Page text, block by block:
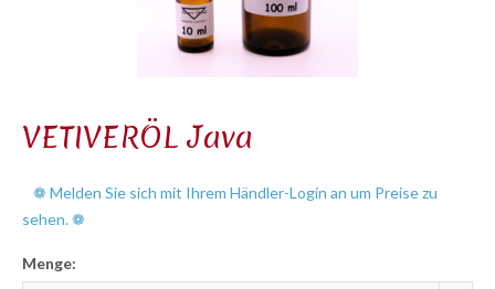
VETIVERÖL Java
❁ Melden Sie sich mit Ihrem Händler-Login an um Preise zu
sehen. ❁
Menge: